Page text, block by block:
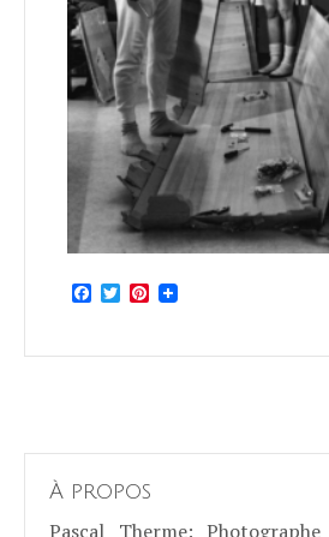
Facebook
TwitterPinterest
À propos
Pascal Therme: